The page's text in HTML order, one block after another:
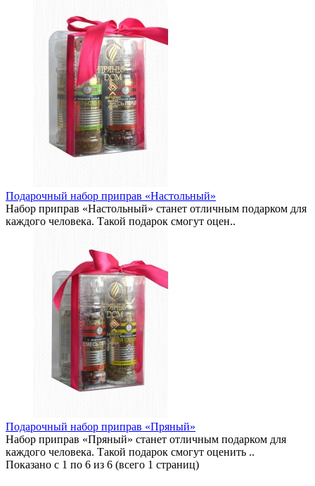
Подарочный набор приправ «Настольный»
Набор приправ «Настольный» станет отличным подарком для
каждого человека. Такой подарок смогут оцен..
Подарочный набор приправ «Пряный»
Набор приправ «Пряный» станет отличным подарком для
каждого человека. Такой подарок смогут оценить ..
Показано с 1 по 6 из 6 (всего 1 страниц)